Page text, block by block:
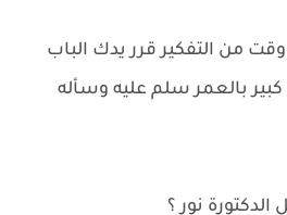
من التفكير قرر يدك الباب
كبير بالعمر سلم عليه وسأله
نور ؟